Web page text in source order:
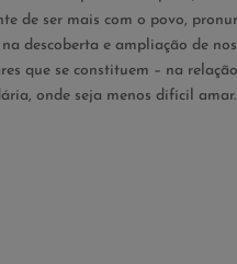
de ser mais com o povo,
descoberta e ampliação de
que se constituem – na
onde seja menos difícil amar.